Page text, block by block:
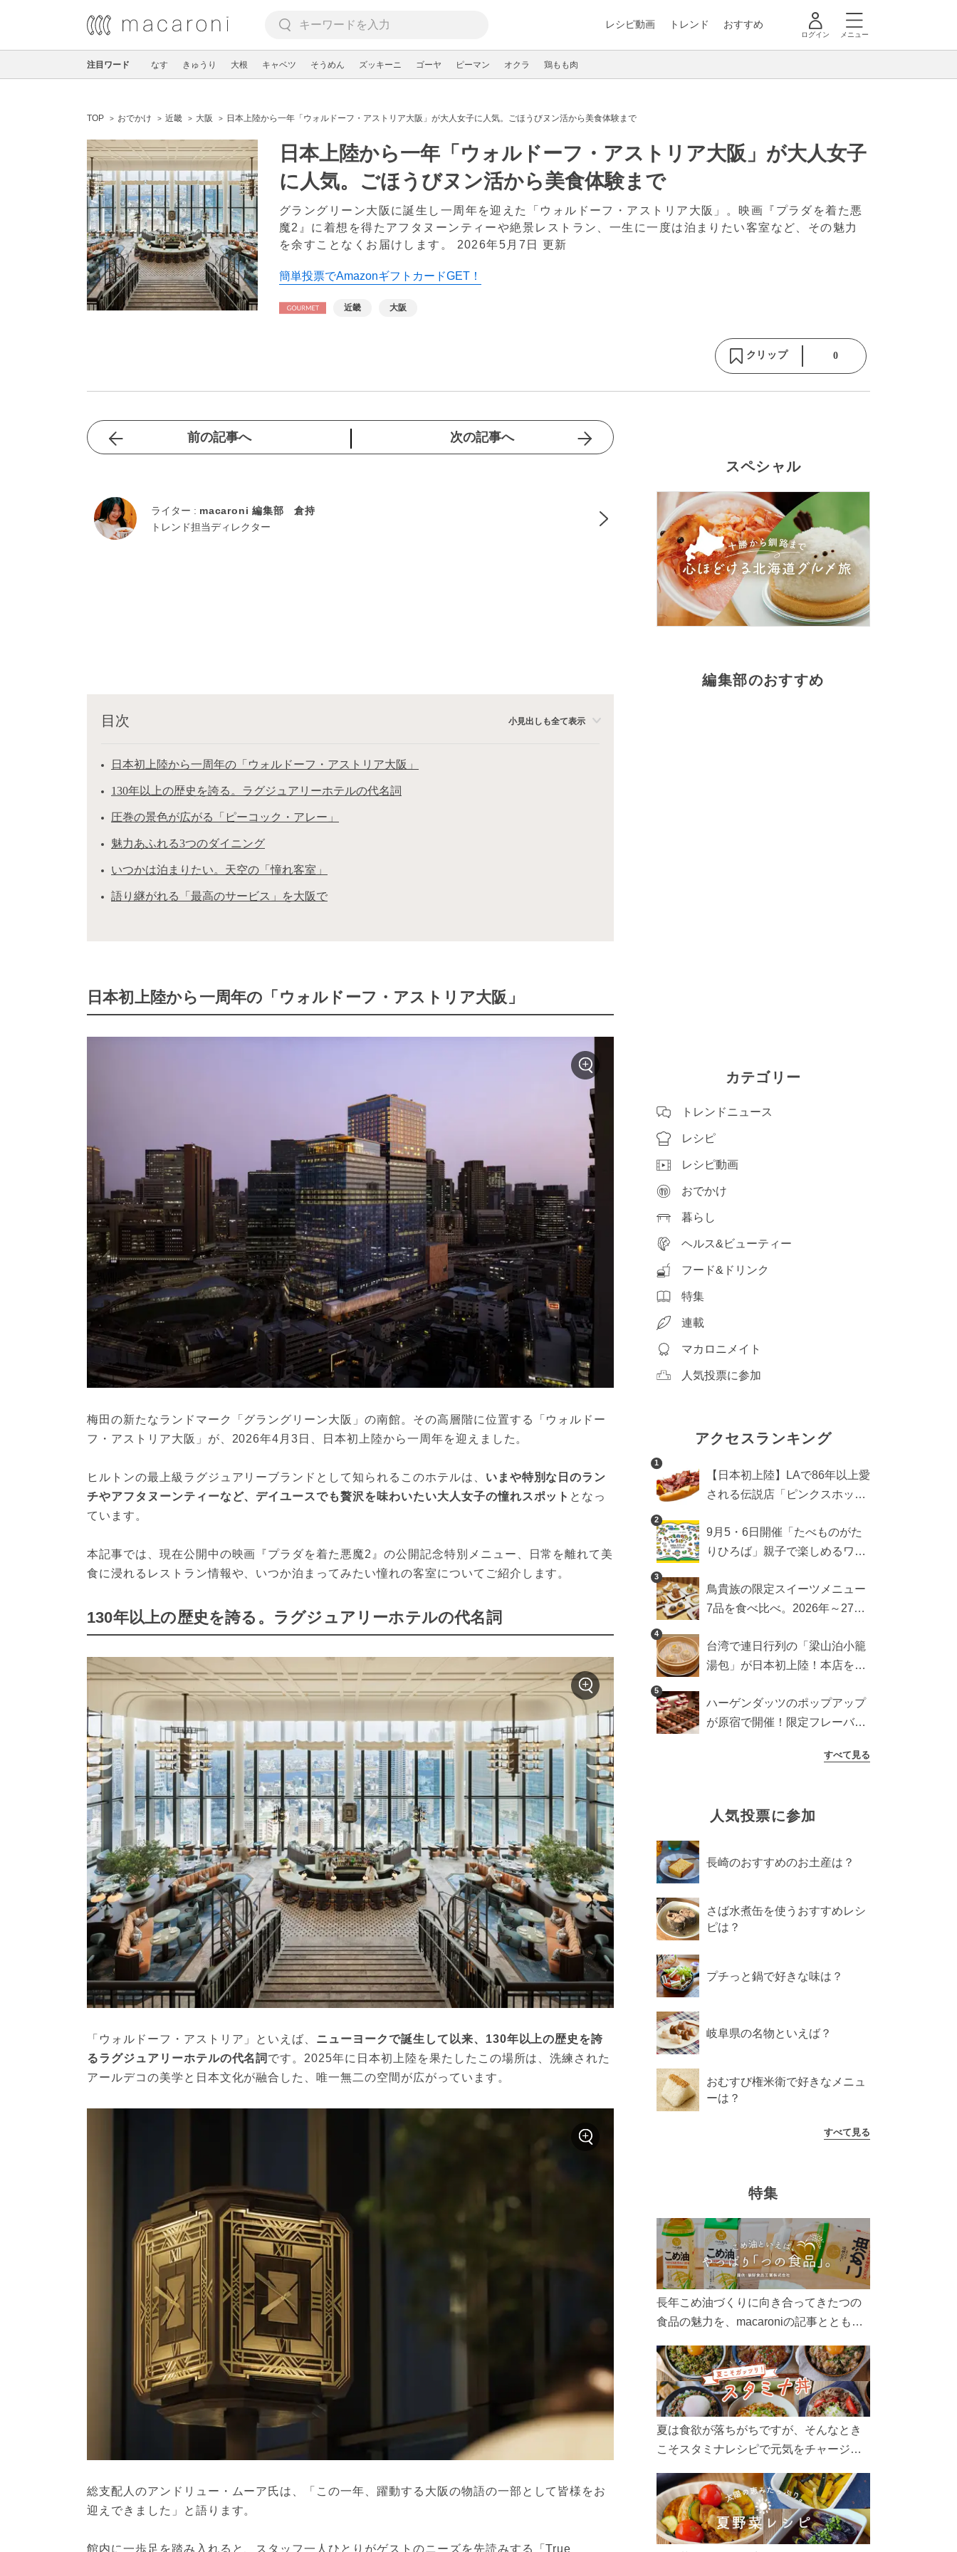
レシピ動画 トレンド おすすめ
ログイン メニュー
注目ワード なす きゅうり 大根 キャベツ そうめん ズッキーニ ゴーヤ ピーマン オクラ 鶏もも肉
TOP おでかけ 近畿 大阪 日本上陸から一年「ウォルドーフ・アストリア大阪」が大人女子に人気。ごほうびヌン活から美食体験まで
日本上陸から一年「ウォルドーフ・アストリア大阪」が大人女子
に人気。ごほうびヌン活から美食体験まで
グラングリーン大阪に誕生し一周年を迎えた「ウォルドーフ・アストリア大阪」。映画『プラダを着た悪
魔2』に着想を得たアフタヌーンティーや絶景レストラン、一生に一度は泊まりたい客室など、その魅力
を余すことなくお届けします。 2026年5月7日 更新
簡単投票でAmazonギフトカードGET！
近畿 大阪
クリップ 0
前の記事へ 次の記事へ
ライター : macaroni 編集部 倉持
トレンド担当ディレクター
目次 小見出しも全て表示
日本初上陸から一周年の「ウォルドーフ・アストリア大阪」
130年以上の歴史を誇る。ラグジュアリーホテルの代名詞
圧巻の景色が広がる「ピーコック・アレー」
魅力あふれる3つのダイニング
いつかは泊まりたい。天空の「憧れ客室」
語り継がれる「最高のサービス」を大阪で
日本初上陸から一周年の「ウォルドーフ・アストリア大阪」
梅田の新たなランドマーク「グラングリーン大阪」の南館。その高層階に位置する「ウォルドー
フ・アストリア大阪」が、2026年4月3日、日本初上陸から一周年を迎えました。
ヒルトンの最上級ラグジュアリーブランドとして知られるこのホテルは、 いまや特別な日のラン
チやアフタヌーンティーなど、デイユースでも贅沢を味わいたい大人女子の憧れスポット となっ
ています。
本記事では、現在公開中の映画『プラダを着た悪魔2』の公開記念特別メニュー、日常を離れて美
食に浸れるレストラン情報や、いつか泊まってみたい憧れの客室についてご紹介します。
130年以上の歴史を誇る。ラグジュアリーホテルの代名詞
「ウォルドーフ・アストリア」といえば、 ニューヨークで誕生して以来、130年以上の歴史を誇
るラグジュアリーホテルの代名詞 です。2025年に日本初上陸を果たしたこの場所は、洗練された
アールデコの美学と日本文化が融合した、唯一無二の空間が広がっています。
総支配人のアンドリュー・ムーア氏は、「この一年、躍動する大阪の物語の一部として皆様をお
迎えできました」と語ります。
館内に一歩足を踏み入れると、スタッフ一人ひとりがゲストのニーズを先読みする「True
スペシャル
編集部のおすすめ
カテゴリー
トレンドニュース
レシピ
レシピ動画
おでかけ
暮らし
ヘルス&ビューティー
フード&ドリンク
特集
連載
マカロニメイト
人気投票に参加
アクセスランキング
1
【日本初上陸】LAで86年以上愛
される伝説店「ピンクスホット
ットドッグブーム到来!?
2
9月5・6日開催「たべものがた
りひろば」親子で楽しめるワー
ーなどをご紹介
3
鳥貴族の限定スイーツメニュー
7品を食べ比べ。2026年～27年
4
台湾で連日行列の「梁山泊小籠
湯包」が日本初上陸！本店を知
5
ハーゲンダッツのポップアップ
が原宿で開催！限定フレーバー
すべて見る
人気投票に参加
長崎のおすすめのお土産は？
さば水煮缶を使うおすすめレシ
ピは？
プチっと鍋で好きな味は？
岐阜県の名物といえば？
おむすび権米衛で好きなメニュ
ーは？
すべて見る
特集
長年こめ油づくりに向き合ってきたつの
食品の魅力を、macaroniの記事とともに
ん、製造現場や品質へのこだわりまで。
こめ油をもっと好きになるコンテンツを
ぜひお楽しみください。
夏は食欲が落ちがちですが、そんなとき
こそスタミナレシピで元気をチャージ！
リ食べて、夏バテを吹き飛ばしましょ
う！